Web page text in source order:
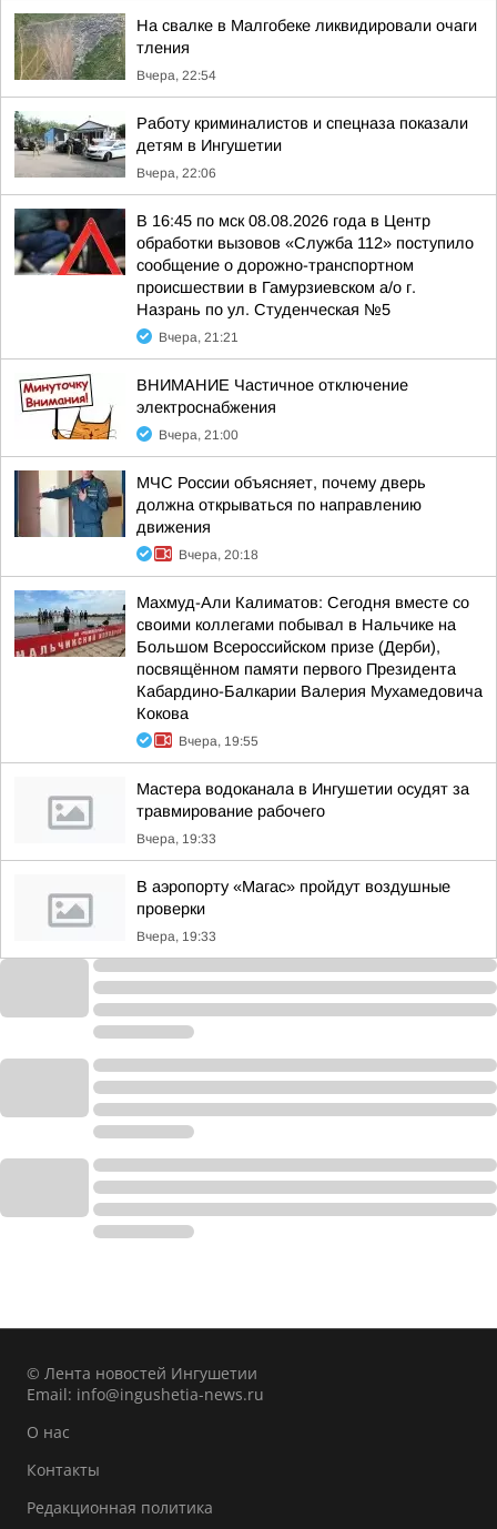
На свалке в Малгобеке ликвидировали очаги
тления
Вчера, 22:54
Работу криминалистов и спецназа показали
детям в Ингушетии
Вчера, 22:06
В 16:45 по мск 08.08.2026 года в Центр
обработки вызовов «Служба 112» поступило
сообщение о дорожно-транспортном
происшествии в Гамурзиевском а/о г.
Назрань по ул. Студенческая №5
Вчера, 21:21
ВНИМАНИЕ Частичное отключение
электроснабжения
Вчера, 21:00
МЧС России объясняет, почему дверь
должна открываться по направлению
движения
Вчера, 20:18
Махмуд-Али Калиматов: Сегодня вместе со
своими коллегами побывал в Нальчике на
Большом Всероссийском призе (Дерби),
посвящённом памяти первого Президента
Кабардино-Балкарии Валерия Мухамедовича
Кокова
Вчера, 19:55
Мастера водоканала в Ингушетии осудят за
травмирование рабочего
Вчера, 19:33
В аэропорту «Магас» пройдут воздушные
проверки
Вчера, 19:33
© Лента новостей Ингушетии
Email: info@ingushetia-news.ru
О нас
Контакты
Редакционная политика